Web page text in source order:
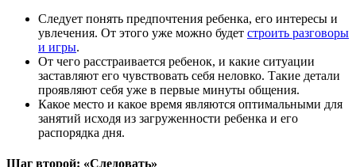
Следует понять предпочтения ребенка, его интересы и
увлечения. От этого уже можно будет строить разговоры
и игры.
От чего расстраивается ребенок, и какие ситуации
заставляют его чувствовать себя неловко. Такие детали
проявляют себя уже в первые минуты общения.
Какое место и какое время являются оптимальными для
занятий исходя из загруженности ребенка и его
распорядка дня.
Шаг второй: «Следовать»